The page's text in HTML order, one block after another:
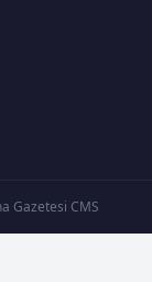
Gazetesi CMS